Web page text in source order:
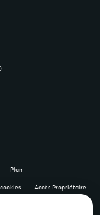
Plan
Accès Propriétaire